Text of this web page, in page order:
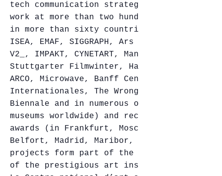
tech communication strategies. He has
work at more than two hundred fifty
in more than sixty countries
ISEA, EMAF, SIGGRAPH, Ars Electronica
V2_, IMPAKT, CYNETART, Manifesta, FILE,
Stuttgarter Filmwinter, Hamburg
ARCO, Microwave, Banff Centre, Les
Internationales, The Wrong – New Digital
Biennale and in numerous other galleries
museums worldwide) and received a number
awards (in Frankfurt, Moscow, Hamburg,
Belfort, Madrid, Maribor, Podgorica). His
projects form part of the permanent
of the prestigious art institutions, among